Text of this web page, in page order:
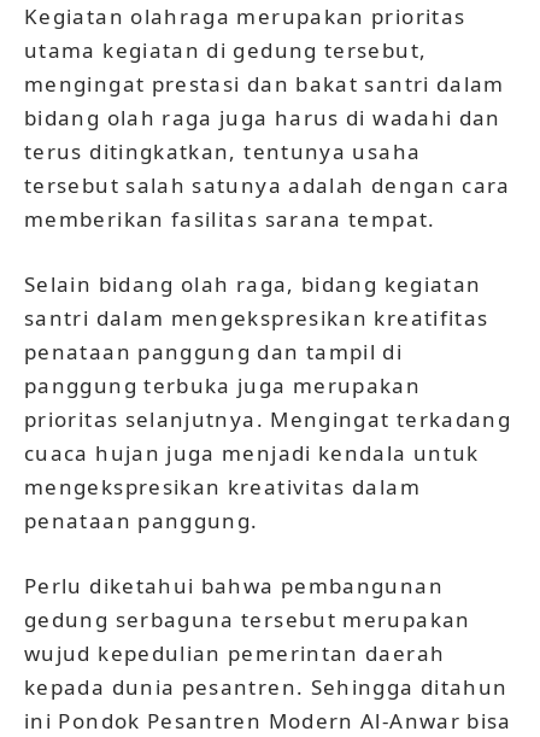
Kegiatan olahraga merupakan prioritas
utama kegiatan di gedung tersebut,
mengingat prestasi dan bakat santri dalam
bidang olah raga juga harus di wadahi dan
terus ditingkatkan, tentunya usaha
tersebut salah satunya adalah dengan cara
memberikan fasilitas sarana tempat.
Selain bidang olah raga, bidang kegiatan
santri dalam mengekspresikan kreatifitas
penataan panggung dan tampil di
panggung terbuka juga merupakan
prioritas selanjutnya. Mengingat terkadang
cuaca hujan juga menjadi kendala untuk
mengekspresikan kreativitas dalam
penataan panggung.
Perlu diketahui bahwa pembangunan
gedung serbaguna tersebut merupakan
wujud kepedulian pemerintan daerah
kepada dunia pesantren. Sehingga ditahun
ini Pondok Pesantren Modern Al-Anwar bisa